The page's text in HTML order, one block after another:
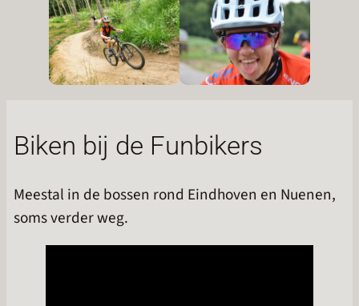
Biken bij de Funbikers
Meestal in de bossen rond Eindhoven en Nuenen,
soms verder weg.